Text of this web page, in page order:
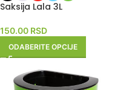
Saksija Lala 3L
150.00 RSD
ODABERITE OPCIJE